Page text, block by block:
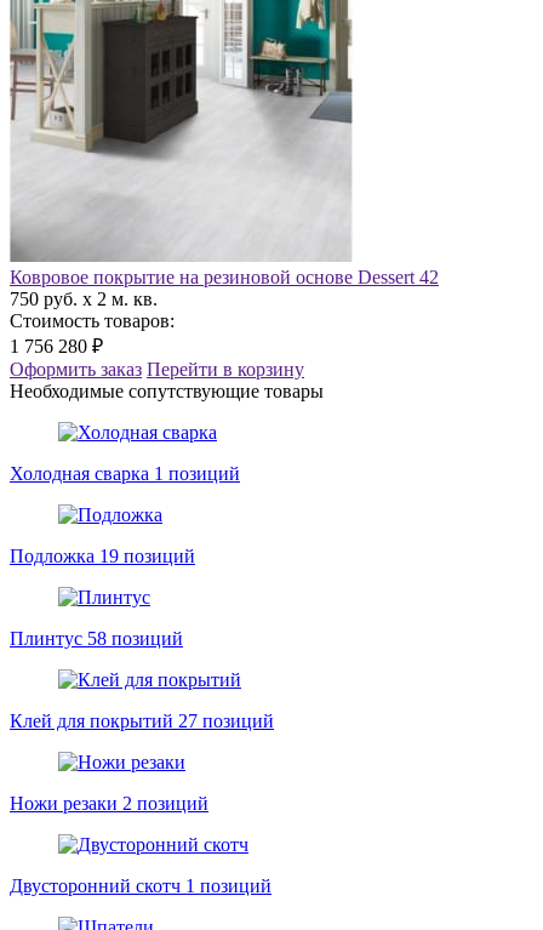
Ковровое покрытие на резиновой основе Dessert 42
750 руб. x 2 м. кв.
Стоимость товаров:
1 756 280 ₽
Оформить заказ Перейти в корзину
Необходимые сопутствующие товары
Холодная сварка 1 позиций
Подложка 19 позиций
Плинтус 58 позиций
Клей для покрытий 27 позиций
Ножи резаки 2 позиций
Двусторонний скотч 1 позиций